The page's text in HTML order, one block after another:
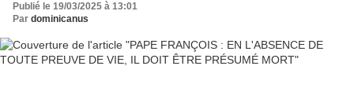
Publié le 19/03/2025 à 13:01
Par dominicanus